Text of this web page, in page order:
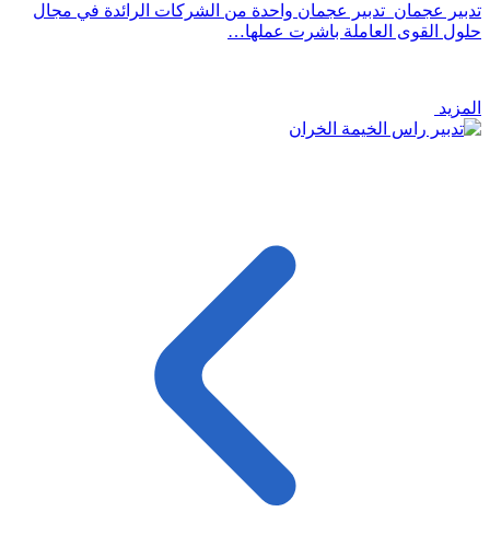
تدبير عجمان تدبير عجمان واحدة من الشركات الرائدة في مجال
حلول القوى العاملة باشرت عملها…
المزيد